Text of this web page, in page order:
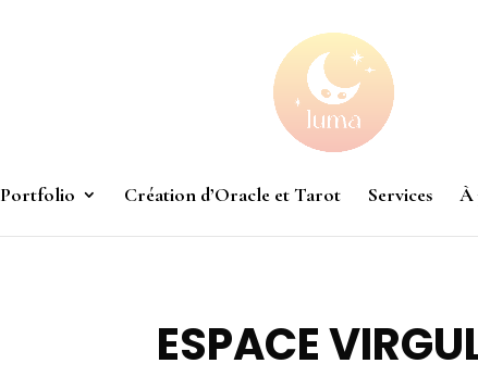
Portfolio Création d’Oracle et Tarot Services À
ESPACE